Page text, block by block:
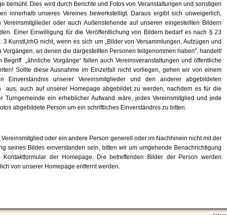
bemüht. Dies wird durch Berichte und Fotos von Veranstaltungen und sonstigen
innerhalb unseres Vereines bewerkstelligt. Daraus ergibt sich unweigerlich,
Vereinsmitglieder oder auch Außenstehende auf unseren eingestellten Bildern
Einer Einwilligung für die Veröffentlichung von Bildern bedarf es nach § 23
3 KunstUrhG nicht, wenn es sich um „Bilder von Versammlungen, Aufzügen und
Vorgängen, an denen die dargestellten Personen teilgenommen haben“, handelt!
Begriff „ähnliche Vorgänge“ fallen auch Vereinsveranstaltungen und öffentliche
Sollte diese Ausnahme im Einzelfall nicht vorliegen, gehen wir von einem
Einverständnis unserer Vereinsmitglieder und den anderer abgebildeten
aus, auch auf unserer Homepage abgebildet zu werden, nachdem es für die
Turngemeinde ein erheblicher Aufwand wäre, jedes Vereinsmitglied und jede
abgebildete Person um ein schriftliches Einverständnis zu bitten.
oder ein andere Person generell oder im Nachhinein nicht mit der
seines Bildes einverstanden sein, bitten wir um umgehende Benachrichtigung
Kontaktformular der Homepage. Die betreffenden Bilder der Person werden
von unserer Homepage entfernt werden.